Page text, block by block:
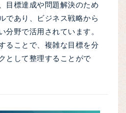
目標達成や問題解決のため
であり、ビジネス戦略から
分野で活用されています。
ることで、複雑な目標を分
として整理することがで